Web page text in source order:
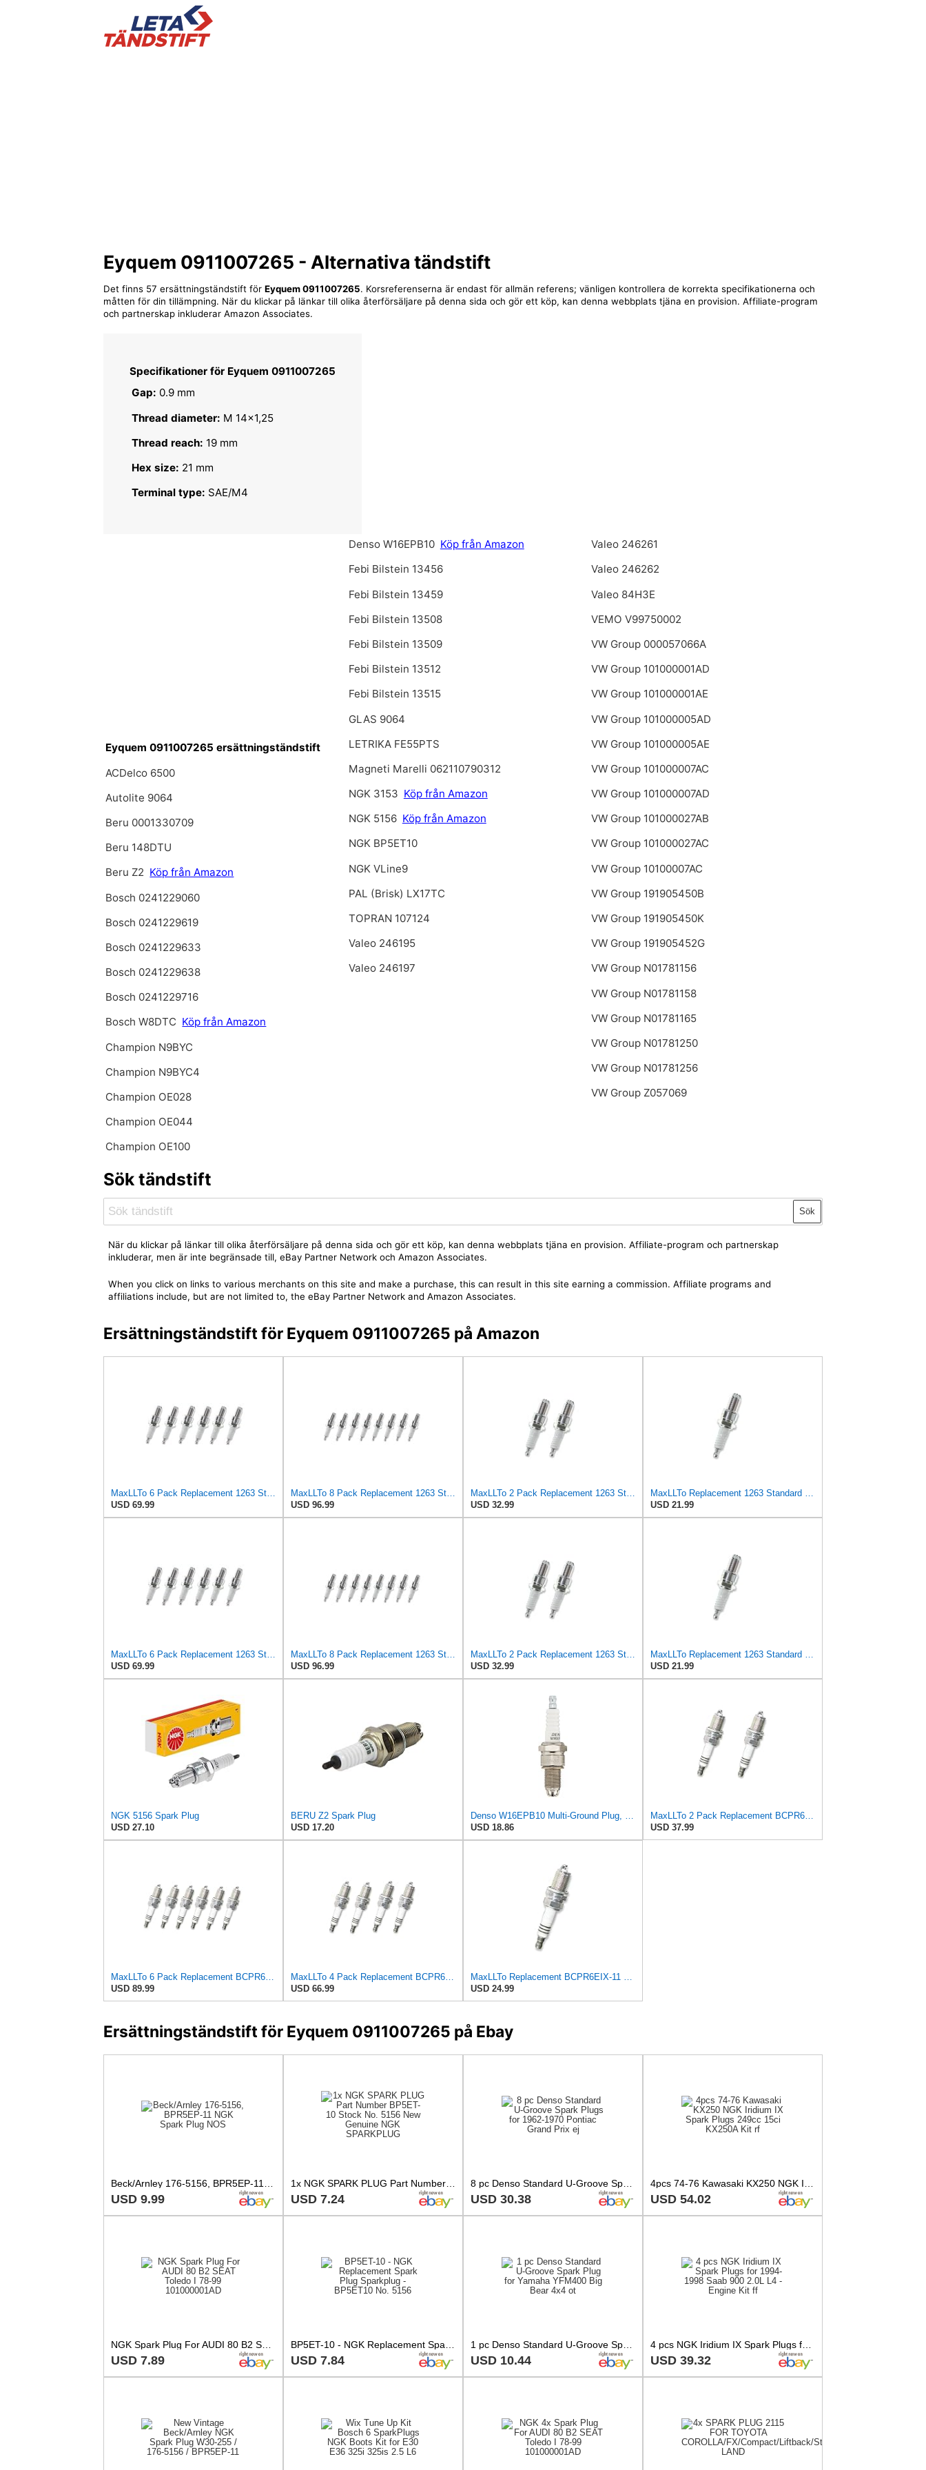
Eyquem 0911007265 - Alternativa tändstift
Det finns 57 ersättningständstift för Eyquem 0911007265. Korsreferenserna är endast för allmän referens; vänligen kontrollera de korrekta specifikationerna och
måtten för din tillämpning. När du klickar på länkar till olika återförsäljare på denna sida och gör ett köp, kan denna webbplats tjäna en provision. Affiliate-program
och partnerskap inkluderar Amazon Associates.
Specifikationer för Eyquem 0911007265
Gap: 0.9 mm
Thread diameter: M 14x1,25
Thread reach: 19 mm
Hex size: 21 mm
Terminal type: SAE/M4
Eyquem 0911007265 ersättningständstift
ACDelco 6500
Autolite 9064
Beru 0001330709
Beru 148DTU
Beru Z2 Köp från Amazon
Bosch 0241229060
Bosch 0241229619
Bosch 0241229633
Bosch 0241229638
Bosch 0241229716
Bosch W8DTC Köp från Amazon
Champion N9BYC
Champion N9BYC4
Champion OE028
Champion OE044
Champion OE100
Denso W16EPB10 Köp från Amazon
Febi Bilstein 13456
Febi Bilstein 13459
Febi Bilstein 13508
Febi Bilstein 13509
Febi Bilstein 13512
Febi Bilstein 13515
GLAS 9064
LETRIKA FE55PTS
Magneti Marelli 062110790312
NGK 3153 Köp från Amazon
NGK 5156 Köp från Amazon
NGK BP5ET10
NGK VLine9
PAL (Brisk) LX17TC
TOPRAN 107124
Valeo 246195
Valeo 246197
Valeo 246261
Valeo 246262
Valeo 84H3E
VEMO V99750002
VW Group 000057066A
VW Group 101000001AD
VW Group 101000001AE
VW Group 101000005AD
VW Group 101000005AE
VW Group 101000007AC
VW Group 101000007AD
VW Group 101000027AB
VW Group 101000027AC
VW Group 10100007AC
VW Group 191905450B
VW Group 191905450K
VW Group 191905452G
VW Group N01781156
VW Group N01781158
VW Group N01781165
VW Group N01781250
VW Group N01781256
VW Group Z057069
Sök tändstift
Sök
När du klickar på länkar till olika återförsäljare på denna sida och gör ett köp, kan denna webbplats tjäna en provision. Affiliate-program och partnerskap
inkluderar, men är inte begränsade till, eBay Partner Network och Amazon Associates.
When you click on links to various merchants on this site and make a purchase, this can result in this site earning a commission. Affiliate programs and
affiliations include, but are not limited to, the eBay Partner Network and Amazon Associates.
Ersättningständstift för Eyquem 0911007265 på Amazon
MaxLLTo 6 Pack Replacement 1263 Standard Spark Plug for Bosch W5DTC W6DTC W7DTC W8DTC for Champion
USD 69.99
MaxLLTo 8 Pack Replacement 1263 Standard Spark Plug for Bosch W5DTC W6DTC W7DTC W8DTC for Champion
USD 96.99
MaxLLTo 2 Pack Replacement 1263 Standard Spark Plug for Bosch W5DTC W6DTC W7DTC W8DTC for Champion
USD 32.99
MaxLLTo Replacement 1263 Standard Spark Plug for Bosch W5DTC W6DTC W7DTC W8DTC for Champion N7BYC
USD 21.99
MaxLLTo 6 Pack Replacement 1263 Standard Spark Plug for Bosch W5DTC W6DTC W7DTC W8DTC for Champion
USD 69.99
MaxLLTo 8 Pack Replacement 1263 Standard Spark Plug for Bosch W5DTC W6DTC W7DTC W8DTC for Champion
USD 96.99
MaxLLTo 2 Pack Replacement 1263 Standard Spark Plug for Bosch W5DTC W6DTC W7DTC W8DTC for Champion
USD 32.99
MaxLLTo Replacement 1263 Standard Spark Plug for Bosch W5DTC W6DTC W7DTC W8DTC for Champion N7BYC
USD 21.99
NGK 5156 Spark Plug
USD 27.10
BERU Z2 Spark Plug
USD 17.20
Denso W16EPB10 Multi-Ground Plug, Pack of 1
USD 18.86
MaxLLTo 2 Pack Replacement BCPR6EIX-11 Spark Plug for NGK 4919 Iridium IX for DENSO Auto 3153 3155
USD 37.99
MaxLLTo 6 Pack Replacement BCPR6EIX-11 Spark Plug for NGK 4919 Iridium IX for DENSO Auto 3153 3155
USD 89.99
MaxLLTo 4 Pack Replacement BCPR6EIX-11 Spark Plug for NGK 4919 Iridium IX for DENSO Auto 3153 3155
USD 66.99
MaxLLTo Replacement BCPR6EIX-11 Spark Plug for NGK 4919 Iridium IX for DENSO Auto 3153 3155 3157
USD 24.99
Ersättningständstift för Eyquem 0911007265 på Ebay
USD 9.99
1x NGK SPARK PLUG Part Number BP5ET-10 Stock No. 5156 New Genuine NGK SPARKPLUG
USD 7.24 USD 30.38 USD 54.02
NGK Spark Plug For AUDI 80 B2 SEAT Toledo I 78-99 101000001AD
USD 7.89 USD 7.84 USD 10.44 USD 39.32